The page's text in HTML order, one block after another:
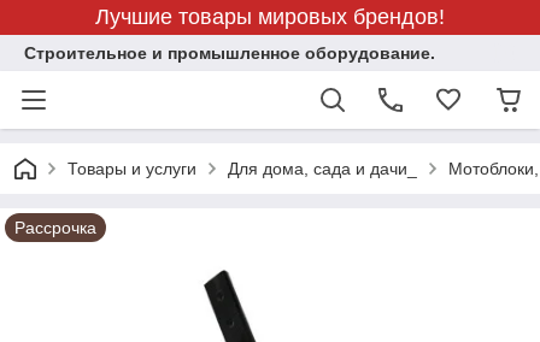
Лучшие товары мировых брендов!
Строительное и промышленное оборудование.
Товары и услуги Для дома, сада и дачи_
Рассрочка